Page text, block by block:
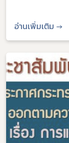
อ่านเพิ่มเติม →